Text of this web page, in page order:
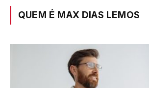
QUEM É MAX DIAS LEMOS